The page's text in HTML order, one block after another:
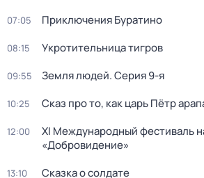
07:05 Приключения Буратино
08:15 Укротительница тигров
09:55 Земля людей. Серия 9-я
10:25 Сказ про то, как царь Пётр
12:00
XI Международный фестиваль
«Добровидение»
13:10 Сказка о солдате